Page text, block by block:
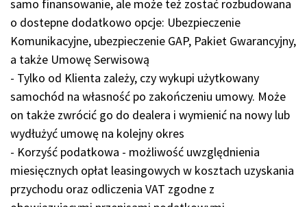
samo finansowanie, ale może też zostać rozbudowana
o dostepne dodatkowo opcje: Ubezpieczenie
Komunikacyjne, ubezpieczenie GAP, Pakiet Gwarancyjny,
a także Umowę Serwisową
- Tylko od Klienta zależy, czy wykupi użytkowany
samochód na własność po zakończeniu umowy. Może
on także zwrócić go do dealera i wymienić na nowy lub
wydłużyć umowę na kolejny okres
- Korzyść podatkowa - możliwość uwzględnienia
miesięcznych opłat leasingowych w kosztach uzyskania
przychodu oraz odliczenia VAT zgodne z